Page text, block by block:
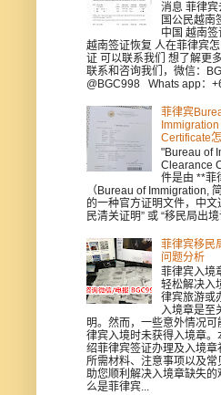
消息 菲律宾
国公民越南
中国 越南
越南签证恢复 人在菲律宾
证 可以联系我们 想了解更
联系和咨询我们，微信：
@BGC998 Whats app：
菲律宾
Certificate
"Bureau of
Clearance
件是由 **菲
（Bureau of Immigration,
的一种官方证明文件，中文
民清关证明” 或 “移民局出
菲律宾移民
问题分析
菲律宾入境
轻松解决入
律宾旅游或
入境章是至
明。然而，一些意外情况可
律宾入境时未获得入境章。
绍菲律宾签证办理及入境章
所需材料、注意事项以及常
助您顺利解决入境章缺失的
么是菲律宾...